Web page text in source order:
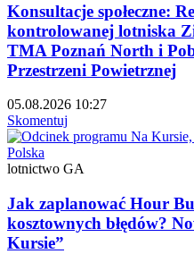
Konsultacje społeczne:
kontrolowanej lotniska
TMA Poznań North i
Przestrzeni Powietrznej
05.08.2026 10:27
Skomentuj
Polska
lotnictwo GA
Jak zaplanować Hour
kosztownych błędów?
Kursie”